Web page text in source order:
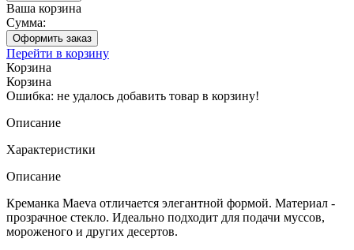
Ваша корзина
Сумма:
Оформить заказ
Перейти в корзину
Корзина
Корзина
Ошибка: не удалось добавить товар в корзину!
Описание
Характеристики
Описание
Креманка Maeva отличается элегантной формой. Материал -
прозрачное стекло. Идеально подходит для подачи муссов,
мороженого и других десертов.